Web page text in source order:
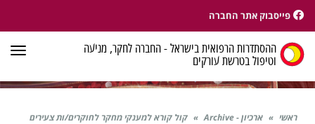
פייסבוק אתר החברה
ההסתדרות הרפואית בישראל - החברה לחקר, מניעה
וטיפול בטרשת עורקים
ראשי » ארכיון - Archive » קול קורא למענקי מחקר לחוקרים/ות צעירים